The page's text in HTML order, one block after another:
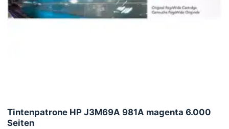
Tintenpatrone HP J3M69A 981A magenta 6.000
Seiten